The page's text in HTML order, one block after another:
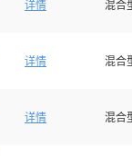
详情 混合
详情 混合
详情 混合